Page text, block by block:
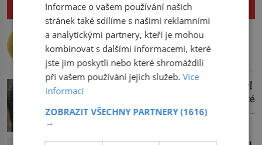
ZAJÍMAVOSTI
Nejlepší úkryt pro Nobelovy ceny?
Chemický roztok!
Po dvou dlouhých letech otevírá dveře
své laboratoře. Oči prolétnou po stole,
aby pak ulpěly na regálu, kde se nachází
se mu uleví. Teď může svůj plán
skrývá směs s názvem lučavka
Upíří jelen: Seznamte se, kabar pižmový!
Vypadá jako jelen, vlastní dlouhé špičaté
zuby, jeho pižmo najdeme v parfémech
Informace o vašem používání našich
stránek také sdílíme s našimi reklamními
a analytickými partnery, kteří je mohou
kombinovat s dalšími informacemi, které
jste jim poskytli nebo které shromáždili
při vašem používání jejich služeb.Více
informací
ZOBRAZIT VŠECHNY PARTNERY(1616)
→